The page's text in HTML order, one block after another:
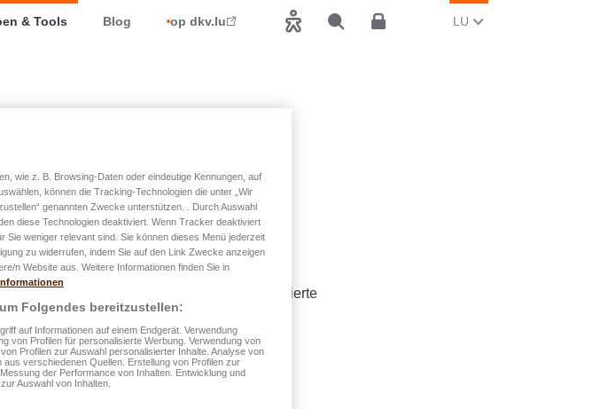
& Tools Blog op dkv.lu
Sichen
AccessibilitéitEspace client
AKTUELL SPROOCH
LU (LËTZEBUERGESCH)
op laang Siicht
bitt, si ersetzt op kee Fall de personaliséierte
ass et wichteg, déi technesch
qualitative Service, deen nëmmen Ären
wie z. B. Browsing-Daten oder eindeutige Kennungen, auf
können die Tracking-Technologien die unter „Wir
genannten Zwecke unterstützen. . Durch Auswahl
diese Technologien deaktiviert. Wenn Tracker deaktiviert
Sie weniger relevant sind. Sie können dieses Menü jederzeit
zu widerrufen, indem Sie auf den Link Zwecke anzeigen
n Website aus. Weitere Informationen finden Sie in
Folgendes bereitzustellen:
auf Informationen auf einem Endgerät. Verwendung
von Profilen für personalisierte Werbung. Verwendung von
Profilen zur Auswahl personalisierter Inhalte. Analyse von
verschiedenen Quellen. Erstellung von Profilen zur
der Performance von Inhalten. Entwicklung und
Auswahl von Inhalten.